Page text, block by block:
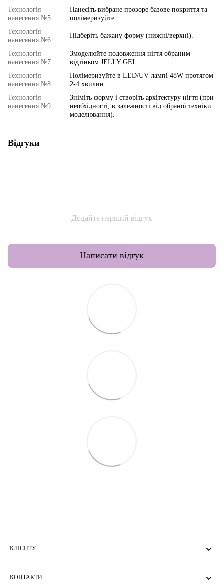
Технологія
нанесення №5
Нанесіть вибране прозоре базове покриття та
полімеризуйте.
Технологія
нанесення №6
Підберіть бажану форму (нижні/верхні).
Технологія
нанесення №7
Змоделюйте подовження нігтя обраним
відтінком JELLY GEL.
Технологія
нанесення №8
Полімеризуйте в LED/UV лампі 48W протягом
2-4 хвилин.
Технологія
нанесення №9
Зніміть форму і створіть архітектуру нігтя (при
необхідності, в залежності від обраної техніки
моделювання).
Відгуки
Додайте перший відгук
Написати відгук
КЛІЄНТУ
КОНТАКТИ